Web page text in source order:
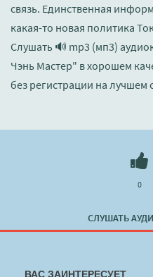
связь. Единственная
какая-то новая политика
Слушать 🔊 mp3 (мп3)
Чэнь Мастер" в хорошем
без регистрации на лучшем
СЛУШАТЬ
0